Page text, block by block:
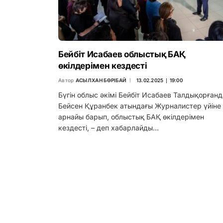
Бейбіт Исабаев облыстық БАҚ
өкілдерімен кездесті
Автор АСЫЛХАН БӨРІБАЙ 13.02.2025 ∣ 19:00
Бүгін облыс әкімі Бейбіт Исабаев
Бейсен Құранбек атындағы Журналистер үйіне
арнайы барып, облыстық БАҚ өкілдерімен
кездесті, – деп хабарлайды…